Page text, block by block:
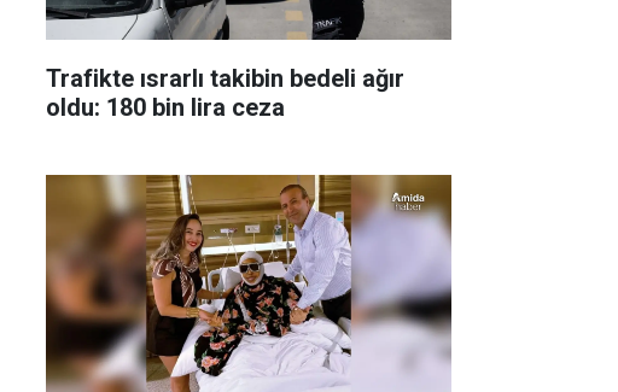
Trafikte ısrarlı takibin bedeli ağır
oldu: 180 bin lira ceza